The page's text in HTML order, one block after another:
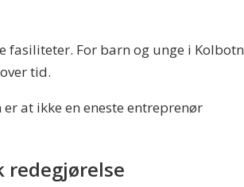
fasiliteter. For barn og unge i Kolbotn
tid.
at ikke en eneste entreprenør
redegjørelse